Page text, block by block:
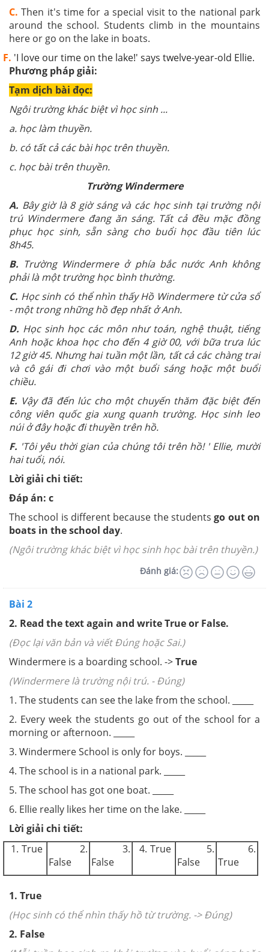
C. Then it's time for a special visit to the national park
around the school. Students climb in the mountains
here or go on the lake in boats.
F. 'I love our time on the lake!' says twelve-year-old Ellie.
Phương pháp giải:
Tạm dịch bài đọc:
Ngôi trường khác biệt vì học sinh ...
a. học làm thuyền.
b. có tất cả các bài học trên thuyền.
c. học bài trên thuyền.
Trường Windermere
A. Bây giờ là 8 giờ sáng và các học sinh tại trường nội
trú Windermere đang ăn sáng. Tất cả đều mặc đồng
phục học sinh, sẵn sàng cho buổi học đầu tiên lúc
8h45.
B. Trường Windermere ở phía bắc nước Anh không
phải là một trường học bình thường.
C. Học sinh có thể nhìn thấy Hồ Windermere từ cửa sổ
- một trong những hồ đẹp nhất ở Anh.
D. Học sinh học các môn như toán, nghệ thuật, tiếng
Anh hoặc khoa học cho đến 4 giờ 00, với bữa trưa lúc
12 giờ 45. Nhưng hai tuần một lần, tất cả các chàng trai
và cô gái đi chơi vào một buổi sáng hoặc một buổi
chiều.
E. Vậy đã đến lúc cho một chuyến thăm đặc biệt đến
công viên quốc gia xung quanh trường. Học sinh leo
núi ở đây hoặc đi thuyền trên hồ.
F. 'Tôi yêu thời gian của chúng tôi trên hồ! ' Ellie, mười
hai tuổi, nói.
Lời giải chi tiết:
Đáp án: c
The school is different because the studentsgo out on
boats in the school day.
(Ngôi trường khác biệt vì học sinh học bài trên thuyền.)
Đánh giá:
Bài 2
2. Read the text again and write True or False.
(Đọc lại văn bản và viết Đúng hoặc Sai.)
Windermere is a boarding school. ->True
(Windermere là trường nội trú. - Đúng)
1. The students can see the lake from the school. _____
2. Every week the students go out of the school for a
morning or afternoon. _____
3. Windermere School is only for boys. _____
4. The school is in a national park. _____
5. The school has got one boat. _____
6. Ellie really likes her time on the lake. _____
Lời giải chi tiết:
1. True
2.
False
3.
False
4. True
5.
False
6.
True
1. True
(Học sinh có thể nhìn thấy hồ từ trường. -> Đúng)
2. False